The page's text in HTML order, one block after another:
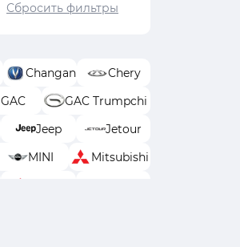
Сбросить фильтры
Changan
Chery
GAC
GAC Trumpchi
Jeep
Jetour
MINI
Mitsubishi